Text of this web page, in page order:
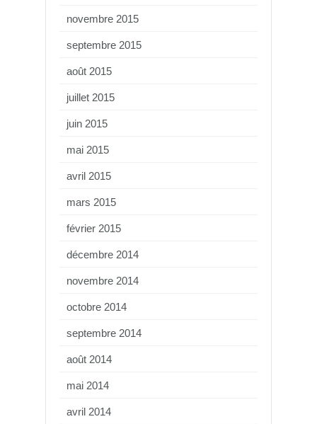
novembre 2015
septembre 2015
août 2015
juillet 2015
juin 2015
mai 2015
avril 2015
mars 2015
février 2015
décembre 2014
novembre 2014
octobre 2014
septembre 2014
août 2014
mai 2014
avril 2014